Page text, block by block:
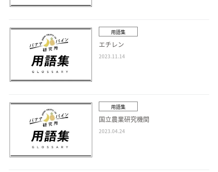
用語集
エチレン
2023.11.14
用語集
国立農業研究機関
2023.04.24